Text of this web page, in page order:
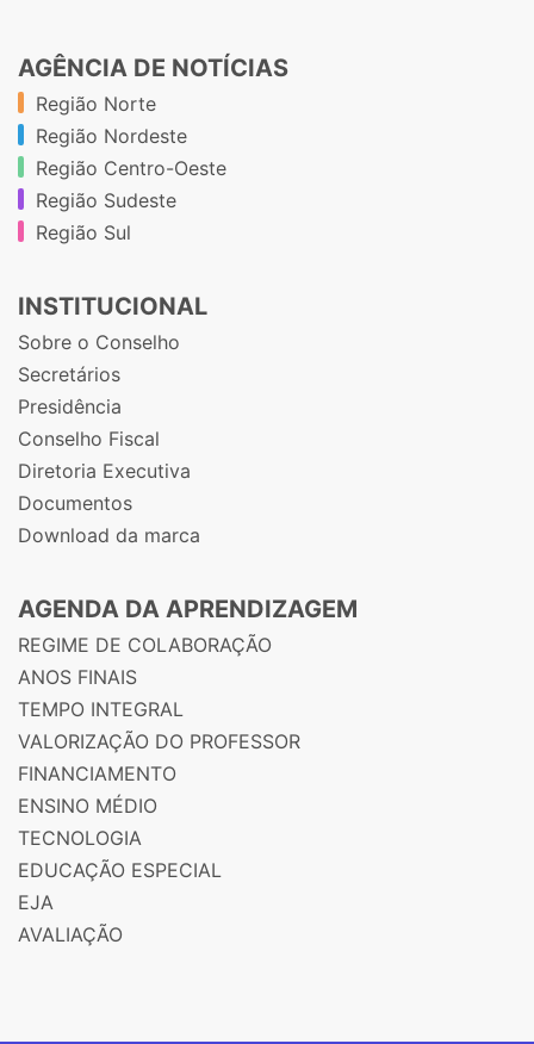
AGÊNCIA DE NOTÍCIAS
Região Norte
Região Nordeste
Região Centro-Oeste
Região Sudeste
Região Sul
INSTITUCIONAL
Sobre o Conselho
Secretários
Presidência
Conselho Fiscal
Diretoria Executiva
Documentos
Download da marca
AGENDA DA APRENDIZAGEM
REGIME DE COLABORAÇÃO
ANOS FINAIS
TEMPO INTEGRAL
VALORIZAÇÃO DO PROFESSOR
FINANCIAMENTO
ENSINO MÉDIO
TECNOLOGIA
EDUCAÇÃO ESPECIAL
EJA
AVALIAÇÃO